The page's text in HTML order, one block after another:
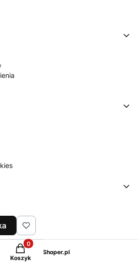
internetowy Shoper.pl
Produkty w koszyku: 0. Zobacz
Koszyk